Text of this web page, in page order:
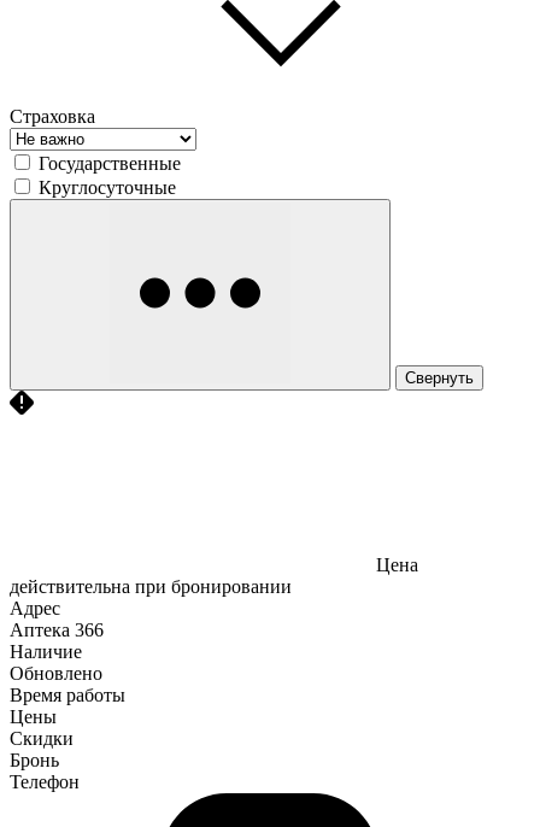
Страховка
Государственные
Круглосуточные
Свернуть
Цена
действительна при бронировании
Адрес
Аптека 366
Наличие
Обновлено
Время работы
Цены
Скидки
Бронь
Телефон